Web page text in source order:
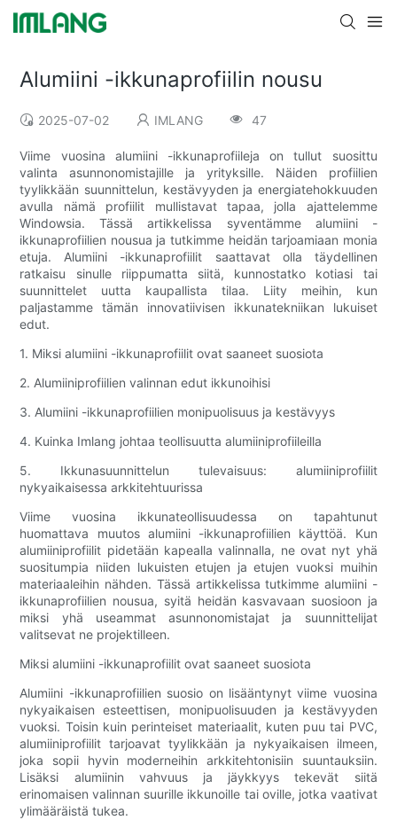
Alumiini -ikkunaprofiilin nousu
2025-07-02 IMLANG 47
Viime vuosina alumiini -ikkunaprofiileja on tullut suosittu
valinta asunnonomistajille ja yrityksille. Näiden profiilien
tyylikkään suunnittelun, kestävyyden ja energiatehokkuuden
avulla nämä profiilit mullistavat tapaa, jolla ajattelemme
Windowsia. Tässä artikkelissa syventämme alumiini -
ikkunaprofiilien nousua ja tutkimme heidän tarjoamiaan monia
etuja. Alumiini -ikkunaprofiilit saattavat olla täydellinen
ratkaisu sinulle riippumatta siitä, kunnostatko kotiasi tai
suunnittelet uutta kaupallista tilaa. Liity meihin, kun
paljastamme tämän innovatiivisen ikkunatekniikan lukuiset
edut.
1. Miksi alumiini -ikkunaprofiilit ovat saaneet suosiota
2. Alumiiniprofiilien valinnan edut ikkunoihisi
3. Alumiini -ikkunaprofiilien monipuolisuus ja kestävyys
4. Kuinka Imlang johtaa teollisuutta alumiiniprofiileilla
5. Ikkunasuunnittelun tulevaisuus: alumiiniprofiilit
nykyaikaisessa arkkitehtuurissa
Viime vuosina ikkunateollisuudessa on tapahtunut
huomattava muutos alumiini -ikkunaprofiilien käyttöä. Kun
alumiiniprofiilit pidetään kapealla valinnalla, ne ovat nyt yhä
suositumpia niiden lukuisten etujen ja etujen vuoksi muihin
materiaaleihin nähden. Tässä artikkelissa tutkimme alumiini -
ikkunaprofiilien nousua, syitä heidän kasvavaan suosioon ja
miksi yhä useammat asunnonomistajat ja suunnittelijat
valitsevat ne projektilleen.
Miksi alumiini -ikkunaprofiilit ovat saaneet suosiota
Alumiini -ikkunaprofiilien suosio on lisääntynyt viime vuosina
nykyaikaisen esteettisen, monipuolisuuden ja kestävyyden
vuoksi. Toisin kuin perinteiset materiaalit, kuten puu tai PVC,
alumiiniprofiilit tarjoavat tyylikkään ja nykyaikaisen ilmeen,
joka sopii hyvin moderneihin arkkitehtonisiin suuntauksiin.
Lisäksi alumiinin vahvuus ja jäykkyys tekevät siitä
erinomaisen valinnan suurille ikkunoille tai oville, jotka vaativat
ylimääräistä tukea.